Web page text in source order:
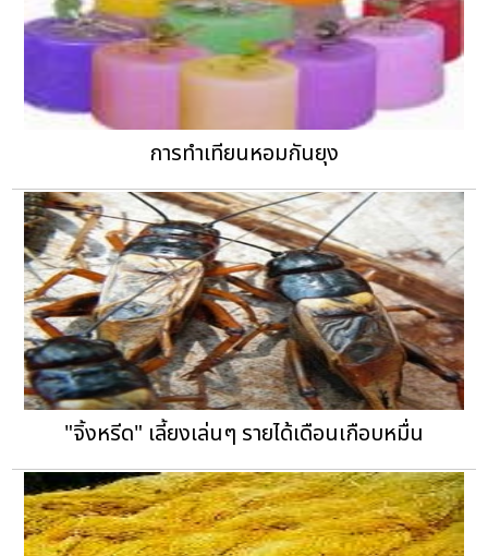
การทำเทียนหอมกันยุง
"จิ้งหรีด" เลี้ยงเล่นๆ รายได้เดือนเกือบหมื่น